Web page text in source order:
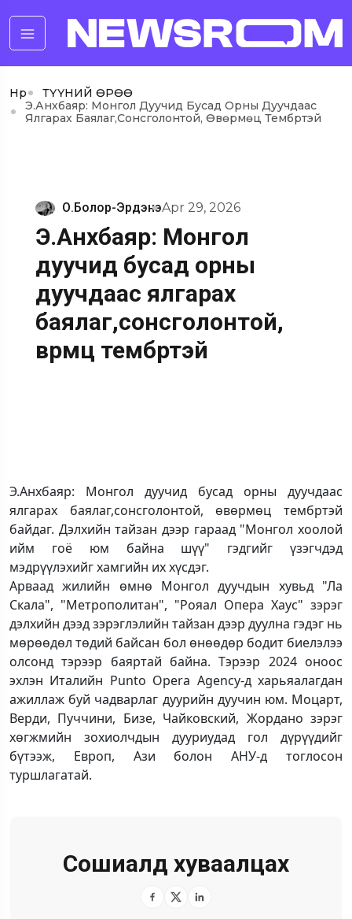
Нүүр
ТҮҮНИЙ ӨРӨӨ
Э.Анхбаяр: Монгол Дуучид Бусад Орны Дуучдаас
Ялгарах Баялаг,сонсголонтой, Өвөрмөц Тембртэй
О.Болор-ЭрдэнэApr 29, 2026
Э.Анхбаяр: Монгол
дуучид бусад орны
дуучдаас ялгарах
баялаг,сонсголонтой,
өвөрмөц тембртэй
Э.Анхбаяр: Монгол дуучид бусад орны дуучдаас
ялгарах баялаг,сонсголонтой, өвөрмөц тембртэй
байдаг. Дэлхийн тайзан дээр гараад "Монгол хоолой
ийм гоё юм байна шүү" гэдгийг үзэгчдэд
мэдрүүлэхийг хамгийн их хүсдэг.
Арваад жилийн өмнө Монгол дуучдын хувьд "Ла
Скала", "Метрополитан", "Рояал Опера Хаус" зэрэг
дэлхийн дээд зэрэглэлийн тайзан дээр дуулна гэдэг нь
мөрөөдөл төдий байсан бол өнөөдөр бодит биелэлээ
олсонд тэрээр баяртай байна. Тэрээр 2024 оноос
эхлэн Италийн Punto Opera Agency-д харьяалагдан
ажиллаж буй чадварлаг дуурийн дуучин юм. Моцарт,
Верди, Пуччини, Бизе, Чайковский, Жордано зэрэг
хөгжмийн зохиолчдын дууриудад гол дүрүүдийг
бүтээж, Европ, Ази болон АНУ-д тоглосон
туршлагатай.
Сошиалд хуваалцах